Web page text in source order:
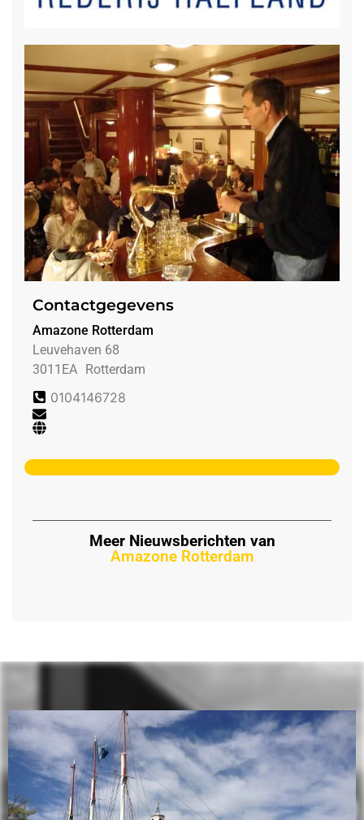
Contactgegevens
Amazone Rotterdam
Leuvehaven 68
3011EA Rotterdam
0104146728
Meer Nieuwsberichten van
Amazone Rotterdam